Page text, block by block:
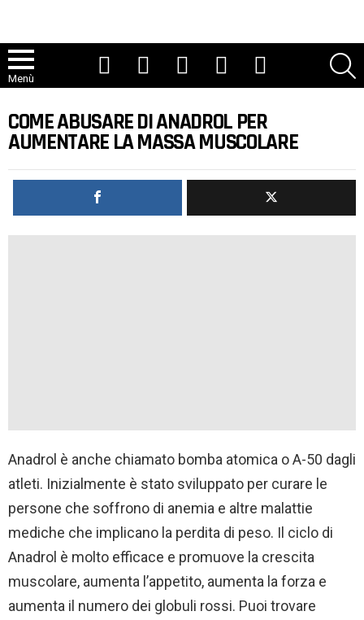
Menù
COME ABUSARE DI ANADROL PER
AUMENTARE LA MASSA MUSCOLARE
Anadrol è anche chiamato bomba atomica o A-50 dagli
atleti. Inizialmente è stato sviluppato per curare le
persone che soffrono di anemia e altre malattie
mediche che implicano la perdita di peso. Il ciclo di
Anadrol è molto efficace e promuove la crescita
muscolare, aumenta l’appetito, aumenta la forza e
aumenta il numero dei globuli rossi. Puoi trovare